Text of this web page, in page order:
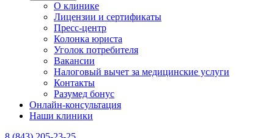
О клинике
Лицензии и сертификаты
Пресс-центр
Колонка юриста
Уголок потребителя
Вакансии
Налоговый вычет за медицинские услуги
Контакты
Разумед бонус
Онлайн-консультация
Наши клиники